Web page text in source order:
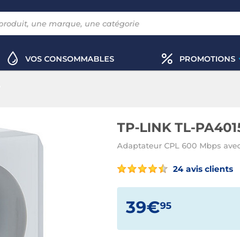
VOS CONSOMMABLES PROMOTIONS
TP-LINK TL-
Adaptateur CPL 600 Mbps
24 avis clients
39€95